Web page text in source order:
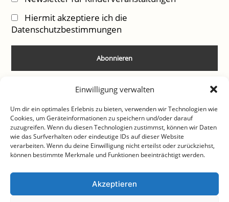
Einwilligung verwalten
Um dir ein optimales Erlebnis zu bieten, verwenden wir Technologien wie
Cookies, um Geräteinformationen zu speichern und/oder darauf
zuzugreifen. Wenn du diesen Technologien zustimmst, können wir Daten
wie das Surfverhalten oder eindeutige IDs auf dieser Website
verarbeiten. Wenn du deine Einwilligung nicht erteilst oder zurückziehst,
können bestimmte Merkmale und Funktionen beeinträchtigt werden.
Akzeptieren
Hiermit akzeptiere ich die
Datenschutzbestimmungen